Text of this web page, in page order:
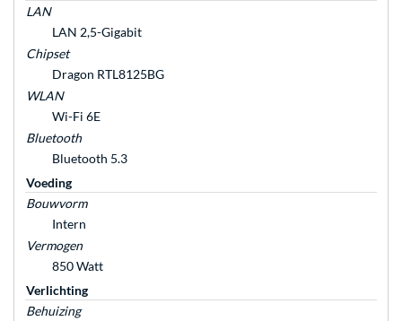
LAN
LAN 2,5-Gigabit
Chipset
Dragon RTL8125BG
WLAN
Wi-Fi 6E
Bluetooth
Bluetooth 5.3
Voeding
Bouwvorm
Intern
Vermogen
850 Watt
Verlichting
Behuizing